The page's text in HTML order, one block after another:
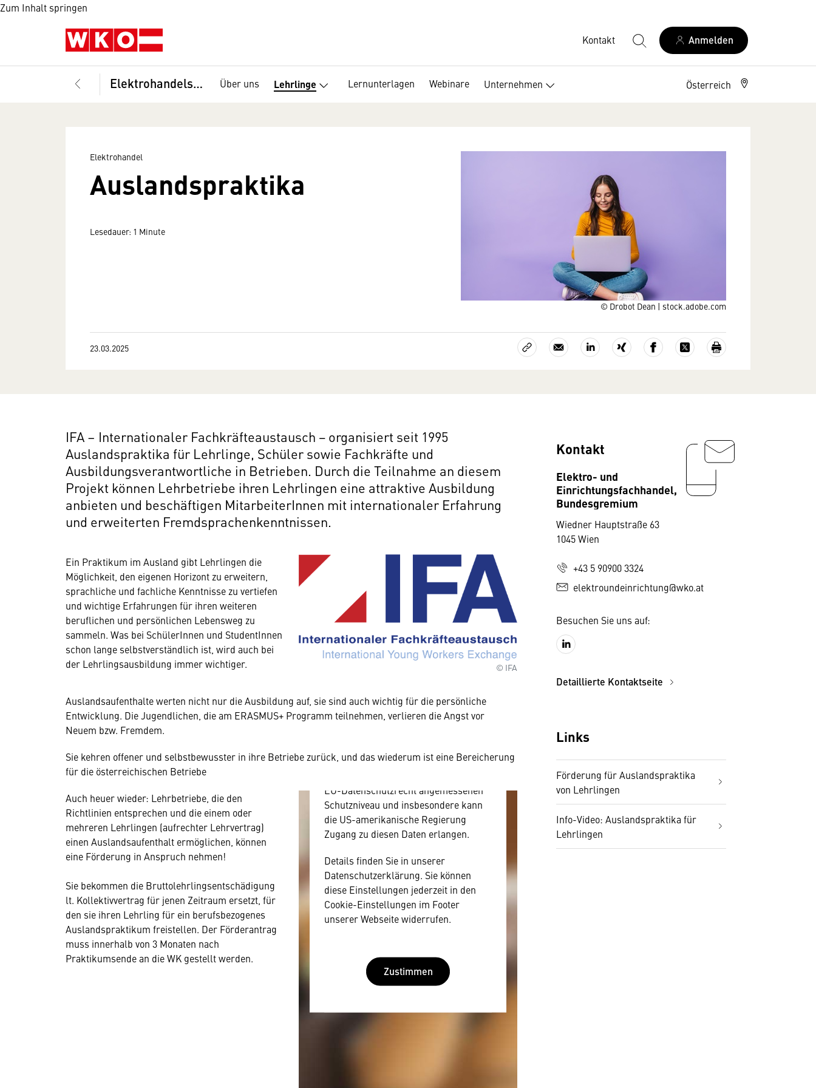
Zum Inhalt springen
Kontakt Anmelden
Elektrohandelsprofi Über uns Lehrlinge Lernunterlagen Webinare Unternehmen Österreich
© Drobot Dean | stock.adobe.com
Elektrohandel
Auslandspraktika
Lesedauer: 1 Minute
23.03.2025
IFA – Inter­na­tio­naler Fach­kräf­teaus­tausch − orga­ni­siert seit 1995
Auslandspraktika für Lehr­linge, Schüler sowie Fach­kräfte und
Ausbildungsverantwortliche in Betrieben. Durch die Teilnahme an diesem
Projekt können Lehrbetriebe ihren Lehrlingen eine attraktive Ausbildung
anbieten und beschäftigen MitarbeiterInnen mit internationaler Erfahrung
und erweiterten Fremdsprachenkenntnissen.
Ein Praktikum im Ausland gibt Lehrlingen die
Möglichkeit, den eigenen Horizont zu erweitern,
sprachliche und fachliche Kenntnisse zu vertiefen
und wichtige Erfahrungen für ihren weiteren
beruflichen und persönlichen Lebensweg zu
sammeln. Was bei SchülerInnen und StudentInnen
schon lange selbstverständlich ist, wird auch bei
der Lehrlingsausbildung immer wichtiger.
© IFA
Auslandsaufenthalte werten nicht nur die Ausbil­dung auf, sie sind auch wichtig für die persön­liche
Entwick­lung. Die Jugend­li­chen, die am ERASMUS+ Programm teil­nehmen, verlieren die Angst vor
Neuem bzw. Fremdem.
Sie kehren offener und selbstbewusster in ihre Betriebe zurück, und das wiederum ist eine Bereicherung
für die österreichischen Betriebe
Auch heuer wieder: Lehrbetriebe, die den
Richtlinien entsprechen und die einem oder
mehreren Lehrlingen (aufrechter Lehrvertrag)
einen Auslandsaufenthalt ermöglichen, können
eine Förderung in Anspruch nehmen!
Sie bekommen die Bruttolehrlingsentschädigung
lt. Kollektivvertrag für jenen Zeitraum ersetzt, für
den sie ihren Lehrling für ein berufsbezogenes
Auslandspraktikum freistellen. Der Förderantrag
muss innerhalb von 3 Monaten nach
Praktikumsende an die WK gestellt werden.
Wir benötigen Ihre
Zustimmung
Hier würden wir Ihnen gerne einen
Zustimmung, da Ihr Browser
personenbezogene technische Daten
Anbietern austauscht.
EU-Datenschutzrecht angemessenen
Schutzniveau und insbesondere kann
die US-amerikanische Regierung
Zugang zu diesen Daten erlangen.
Details finden Sie in unserer
Datenschutzerklärung. Sie können
diese Einstellungen jederzeit in den
Cookie-Einstellungen im Footer
unserer Webseite widerrufen.
Zustimmen
Kontakt
Elektro- und
Einrichtungsfachhandel,
Bundesgremium
Wiedner Hauptstraße 63
1045 Wien
+43 5 90900 3324
elektroundeinrichtung@wko.at
Besuchen Sie uns auf:
Detaillierte Kontaktseite
Links
Förderung für Auslandspraktika
von Lehrlingen
Info-Video: Auslandspraktika für
Lehrlingen